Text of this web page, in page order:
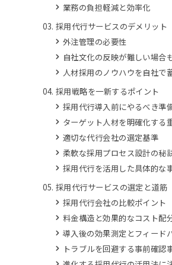
業務の負担軽減と効率化
採用代行サービスのデメリット
外注管理の必要性
自社文化の反映が難しい場合
人材採用のノウハウを自社で
採用戦略を一新するポイント
採用代行導入前にやるべき準
ターゲット人材を明確化する
適切な代行会社の選定基準
柔軟な採用プロセス設計の秘
採用代行を活用した具体的な
採用代行サービスの選定と道筋
採用代行会社の比較ポイント
料金構造と効果的なコスト配
導入後の効果測定とフィード
トラブルを回避する事前確認